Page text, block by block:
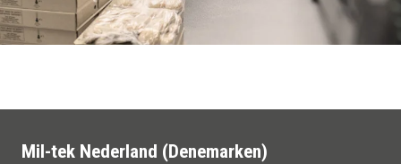
Mil-tek Nederland (Denemarken)